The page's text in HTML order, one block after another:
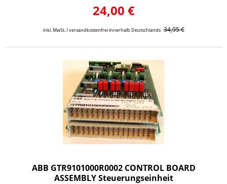
24,00 €
inkl. MwSt. / versandkostenfrei innerhalb Deutschlands 34,95 €
ABB GTR9101000R0002 CONTROL BOARD
ASSEMBLY Steuerungseinheit